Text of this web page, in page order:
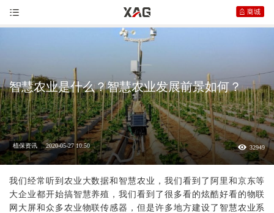
智慧农业是什么？智慧农业发展前景如何？
植保资讯 2020-05-27 10:50 32949
我们经常听到农业大数据和智慧农业 ，我们看到了阿里和京东等
大企业都开始搞智慧养殖，我们看到了很多看的炫酷好看的物联
网大屏和众多农业物联传感器，但是许多地方建设了智慧农业系